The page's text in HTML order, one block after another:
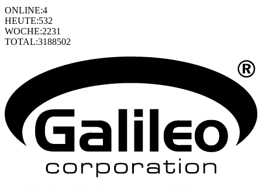
ONLINE:4
HEUTE:532
WOCHE:2231
TOTAL:3188502